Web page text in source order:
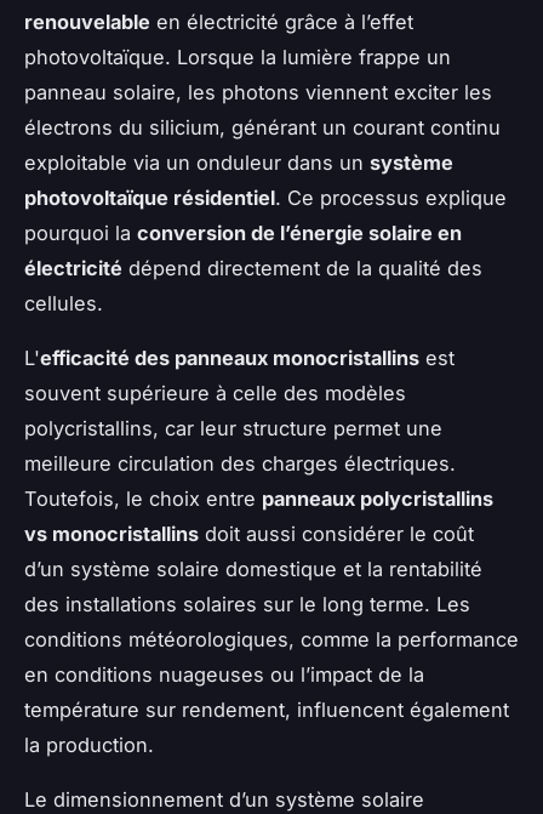
renouvelable en électricité grâce à l’effet
photovoltaïque. Lorsque la lumière frappe un
panneau solaire, les photons viennent exciter les
électrons du silicium, générant un courant continu
exploitable via un onduleur dans un système
photovoltaïque résidentiel. Ce processus explique
pourquoi la conversion de l’énergie solaire en
électricité dépend directement de la qualité des
cellules.
L'efficacité des panneaux monocristallins est
souvent supérieure à celle des modèles
polycristallins, car leur structure permet une
meilleure circulation des charges électriques.
Toutefois, le choix entre panneaux polycristallins
vs monocristallins doit aussi considérer le coût
d’un système solaire domestique et la rentabilité
des installations solaires sur le long terme. Les
conditions météorologiques, comme la performance
en conditions nuageuses ou l’impact de la
température sur rendement, influencent également
la production.
Le dimensionnement d’un système solaire